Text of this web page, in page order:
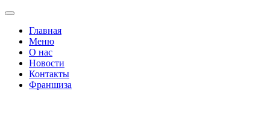
Главная
Меню
О нас
Новости
Контакты
Франшиза